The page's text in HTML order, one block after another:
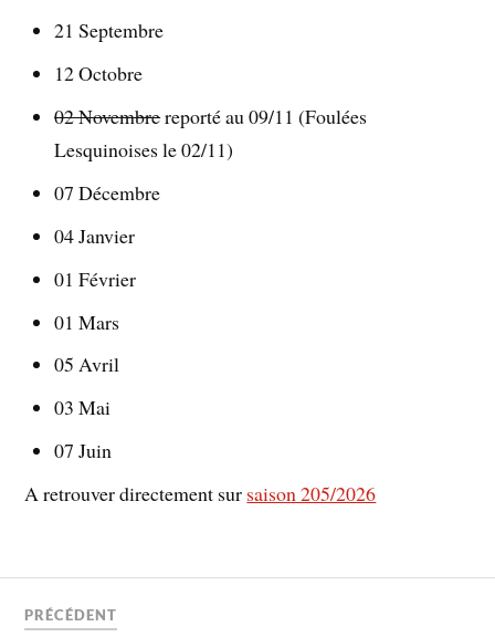
21 Septembre
12 Octobre
02 Novembrereporté au 09/11 (Foulées
Lesquinoises le 02/11)
07 Décembre
04 Janvier
01 Février
01 Mars
05 Avril
03 Mai
07 Juin
A retrouver directement sur saison 205/2026
PRÉCÉDENT